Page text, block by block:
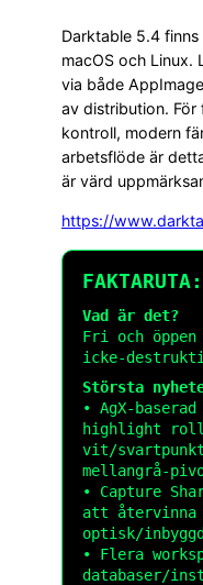
Darktable 5.4
macOS och Linux.
via både
av distribution. För
kontroll, modern
arbetsflöde är
är värd
https://
FAKTARUTA:
Vad är det?
Fri och
icke-
Största
• AgX-
highlight
vit/
mellangrå-
• Capture
att
optisk/
• Flera
databaser/